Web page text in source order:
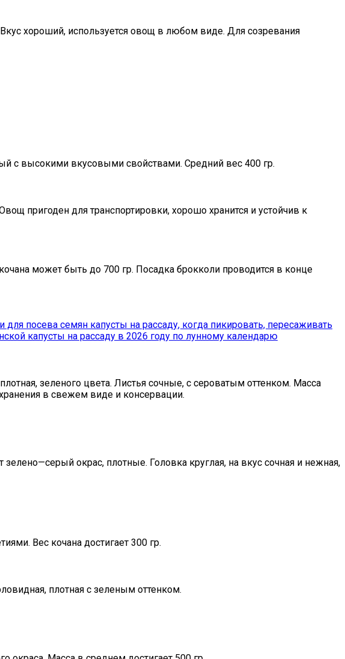
хороший, используется овощ в любом виде. Для созревания
с высокими вкусовыми свойствами. Средний вес 400 гр.
пригоден для транспортировки, хорошо хранится и устойчив к
может быть до 700 гр. Посадка брокколи проводится в конце
капусты на рассаду в 2026 году по лунному календарю
зеленого цвета. Листья сочные, с сероватым оттенком. Масса
в свежем виде и консервации.
окрас, плотные. Головка круглая, на вкус сочная и нежная,
Вес кочана достигает 300 гр.
плотная с зеленым оттенком.